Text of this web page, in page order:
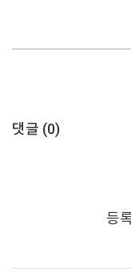
댓글 (0)
등